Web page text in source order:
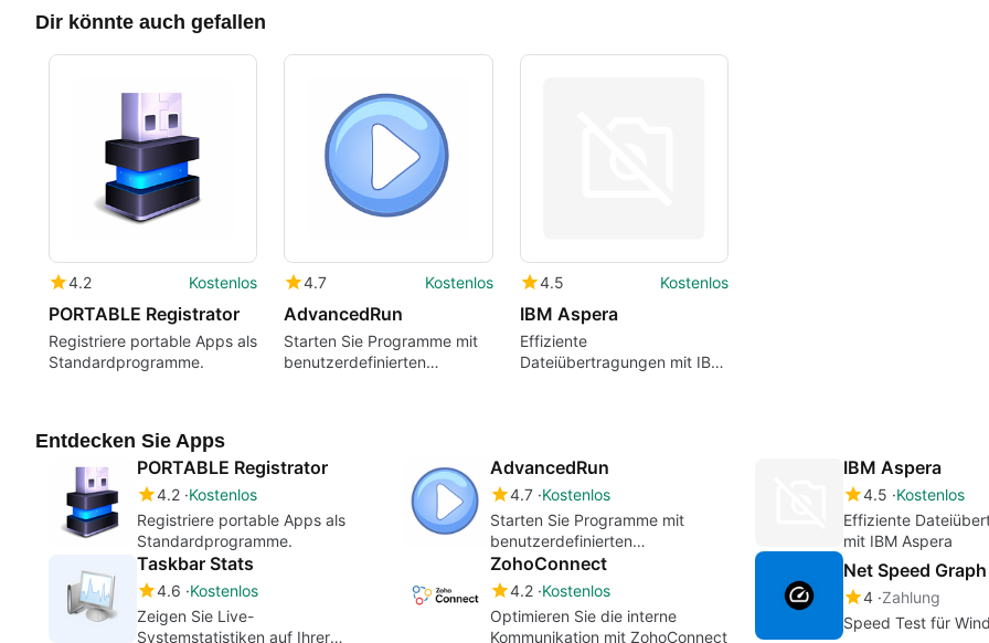
Dir könnte auch gefallen
4.2 Kostenlos
PORTABLE Registrator
Registriere portable Apps als
Standardprogramme.
4.7 Kostenlos
AdvancedRun
Starten Sie Programme mit
benutzerdefinierten
4.5 Kostenlos
IBM Aspera
Effiziente
Dateiübertragungen mit IBM
Entdecken Sie Apps
PORTABLE Registrator
4.2 Kostenlos
Registriere portable Apps als
Standardprogramme.
AdvancedRun
4.7 Kostenlos
Starten Sie Programme mit
benutzerdefinierten
Einstellungen.
IBM Aspera
4.5 Kostenlos
Effiziente
mit IBM Aspera
Taskbar Stats
4.6 Kostenlos
Zeigen Sie Live-
Systemstatistiken auf Ihrer
ZohoConnect
4.2 Kostenlos
Optimieren Sie die interne
Kommunikation mit ZohoConnect
Net Speed Graph
4 Zahlung
Speed Test für